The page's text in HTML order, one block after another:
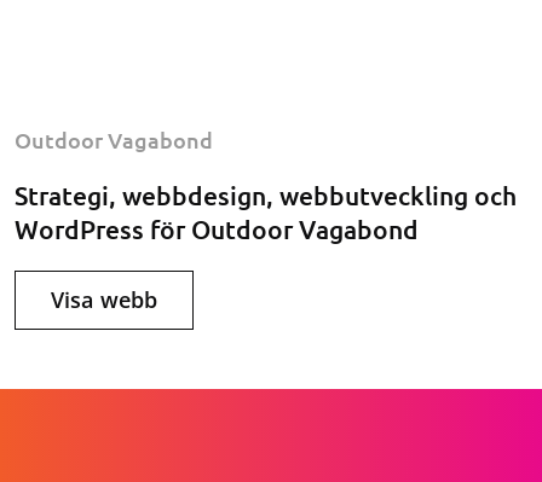
Outdoor Vagabond
Strategi, webbdesign, webbutveckling och
WordPress för Outdoor Vagabond
Visa webb